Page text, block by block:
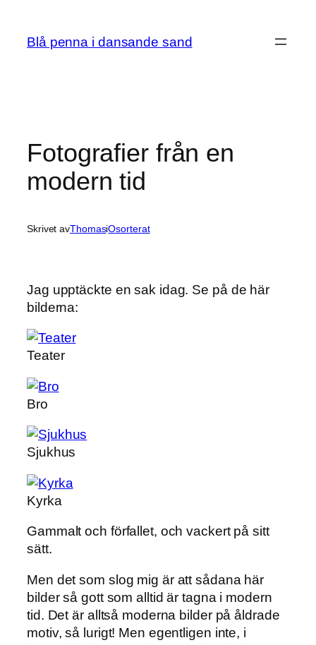
innehåll
Blå penna i dansande sand
Fotografier från en
modern tid
Skrivet avThomasiOsorterat
Jag upptäckte en sak idag. Se på de här
bilderna:
Teater
Bro
Sjukhus
Kyrka
Gammalt och förfallet, och vackert på sitt
sätt.
Men det som slog mig är att sådana här
bilder så gott som alltid är tagna i modern
tid. Det är alltså moderna bilder på åldrade
motiv, så lurigt! Men egentligen inte, i